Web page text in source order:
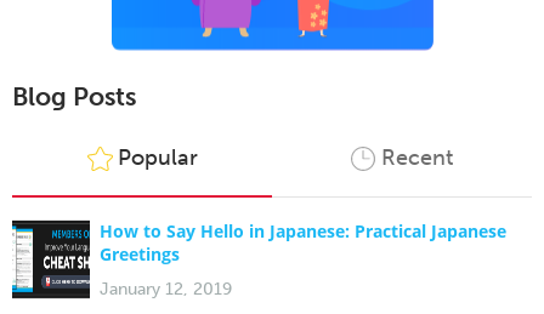
Blog Posts
Popular Recent
How to Say Hello in Japanese: Practical Japanese
Greetings
January 12, 2019